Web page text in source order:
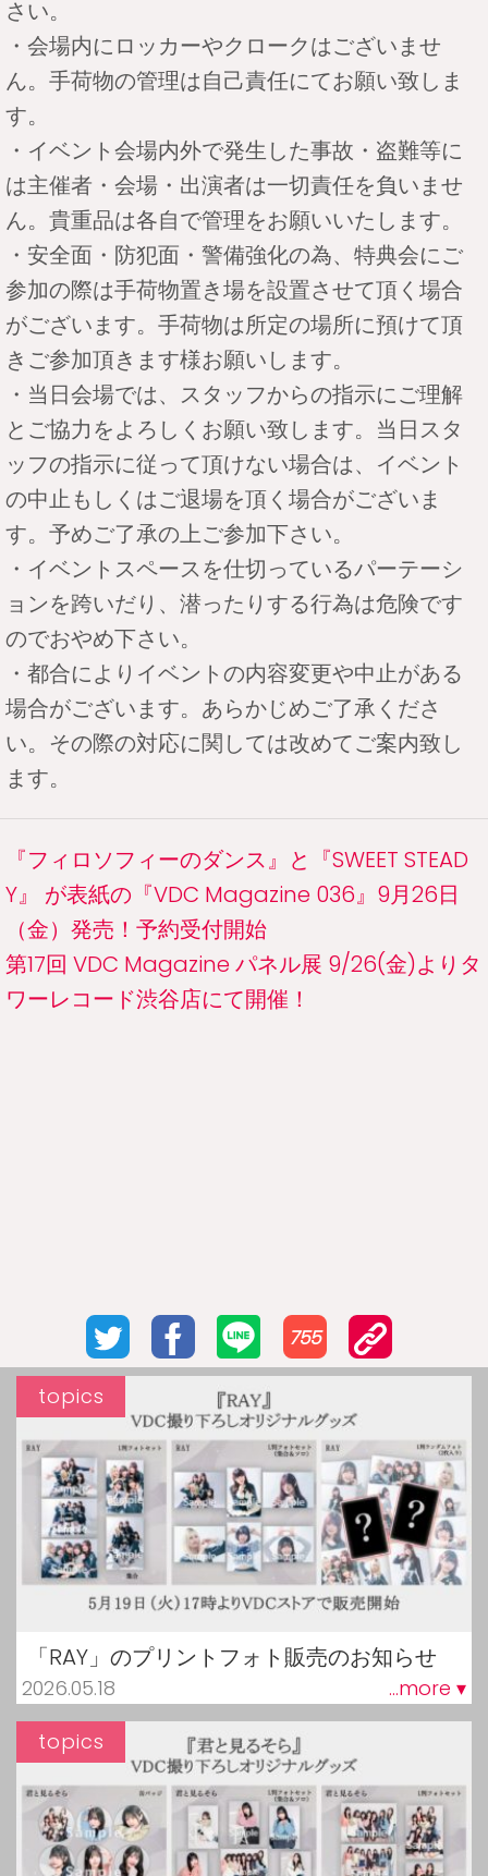
さい。
・会場内にロッカーやクロークはございませ
ん。手荷物の管理は自己責任にてお願い致しま
す。
・イベント会場内外で発生した事故・盗難等に
は主催者・会場・出演者は一切責任を負いませ
ん。貴重品は各自で管理をお願いいたします。
・安全面・防犯面・警備強化の為、特典会にご
参加の際は手荷物置き場を設置させて頂く場合
がございます。手荷物は所定の場所に預けて頂
きご参加頂きます様お願いします。
・当日会場では、スタッフからの指示にご理解
とご協力をよろしくお願い致します。当日スタ
ッフの指示に従って頂けない場合は、イベント
の中止もしくはご退場を頂く場合がございま
す。予めご了承の上ご参加下さい。
・イベントスペースを仕切っているパーテーシ
ョンを跨いだり、潜ったりする行為は危険です
のでおやめ下さい。
・都合によりイベントの内容変更や中止がある
場合がございます。あらかじめご了承くださ
い。その際の対応に関しては改めてご案内致し
ます。
『フィロソフィーのダンス』と『SWEET STEAD
Y』 が表紙の『VDC Magazine 036』9月26日
（金）発売！予約受付開始
第17回 VDC Magazine パネル展 9/26(金)よりタ
ワーレコード渋谷店にて開催！
755
「RAY」のプリントフォト販売のお知らせ
2026.05.18 ...more ▾
topics
topics